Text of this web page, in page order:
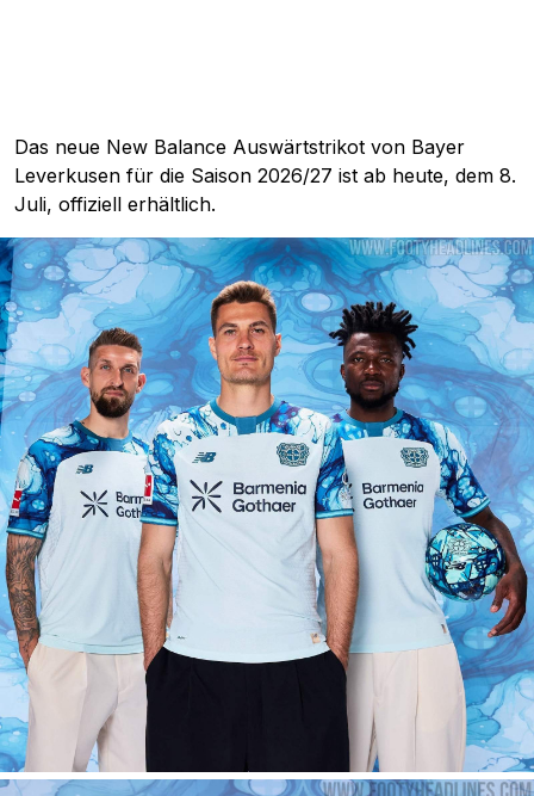
Das neue New Balance Auswärtstrikot von Bayer
Leverkusen für die Saison 2026/27 ist ab heute, dem 8.
Juli, offiziell erhältlich.